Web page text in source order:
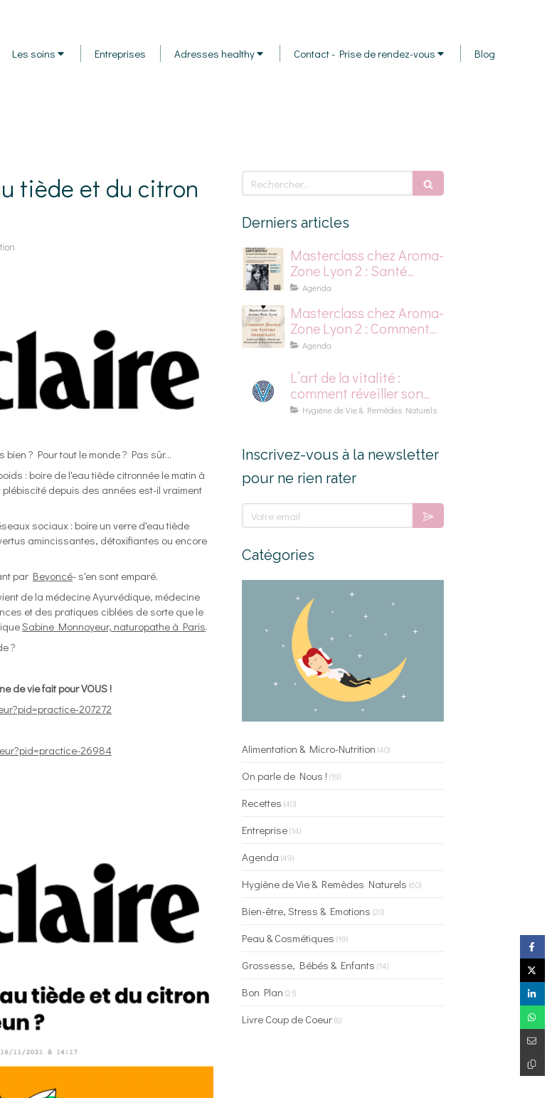
Les soins Entreprises Adresses healthy Contact - Prise de rendez-vous Blog
tiède et du citron
? Pour tout le monde ? Pas sûr...
: boire de l'eau tiède citronnée le matin à
depuis des années est-il vraiment
sociaux : boire un verre d'eau tiède
amincissantes, détoxifiantes ou encore
par Beyoncé- s'en sont emparé.
de la médecine Ayurvédique, médecine
et des pratiques ciblées de sorte que le
Sabine Monnoyeur, naturopathe à Paris.
?
de vie fait pour VOUS !
207272
26984
Rechercher
Derniers articles
Masterclass chez Aroma-
Zone Lyon 2 : Santé
mentale, stress et
Agenda
Masterclass chez Aroma-
Zone Lyon 2 : Comment
Booster son Système
Agenda
L’art de la vitalité :
comment réveiller son
énergie naturellement
Hygiène de Vie & Remèdes Naturels
Inscrivez-vous à la newsletter
pour ne rien rater
Votre email
Catégories
Alimentation & Micro-Nutrition (40)
On parle de Nous ! (19)
Recettes (40)
Entreprise(14)
Agenda (49)
Hygiène de Vie & Remèdes Naturels (60)
Bien-être, Stress & Emotions (20)
Peau & Cosmétiques (19)
Grossesse, Bébés & Enfants (14)
Bon Plan (21)
Livre Coup de Coeur(8)